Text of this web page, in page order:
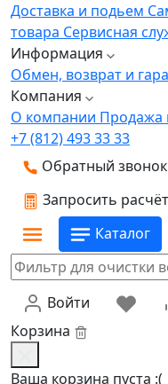
Доставка и подьем
товара Сервисная
Информация
Обмен, возврат и
Компания
О компании Продажа
+7 (812) 493 33 33
Обратный звонок
Запросить расчёт
Каталог
Войти
Корзина
Ваша корзина пуста :(